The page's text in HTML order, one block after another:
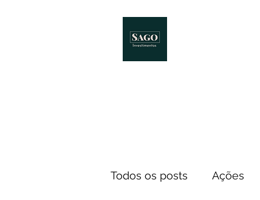
Todos os posts Ações